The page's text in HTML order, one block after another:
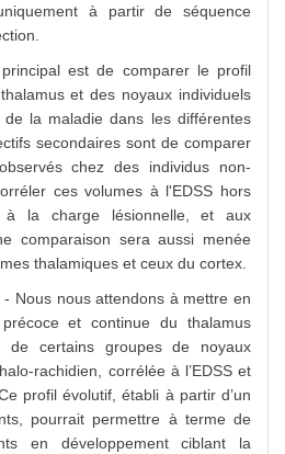
à partir de séquence
principal est de comparer le profil
et des noyaux individuels
la maladie dans les différentes
secondaires sont de comparer
chez des individus non-
ces volumes à l'EDSS hors
à la charge lésionnelle, et aux
comparaison sera aussi menée
thalamiques et ceux du cortex.
- Nous nous attendons à mettre en
et continue du thalamus
de certains groupes de noyaux
rachidien, corrélée à l’EDSS et
profil évolutif, établi à partir d’un
pourrait permettre à terme de
en développement ciblant la